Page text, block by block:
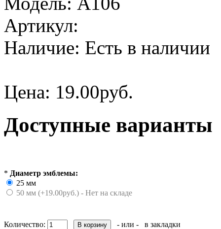
Артикул:
Наличие: Есть в наличии
Цена: 19.00руб.
Доступные варианты
* Диаметр эмблемы:
25 мм
50 мм (+19.00руб.) - Нет на складе
Количество: - или -
в закладки